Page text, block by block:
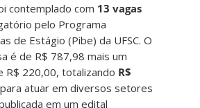
contemplado com 13 vagas
pelo Programa
de Estágio (Pibe) da UFSC. O
é de R$ 787,98 mais um
R$ 220,00, totalizando R$
atuar em diversos setores
em um edital